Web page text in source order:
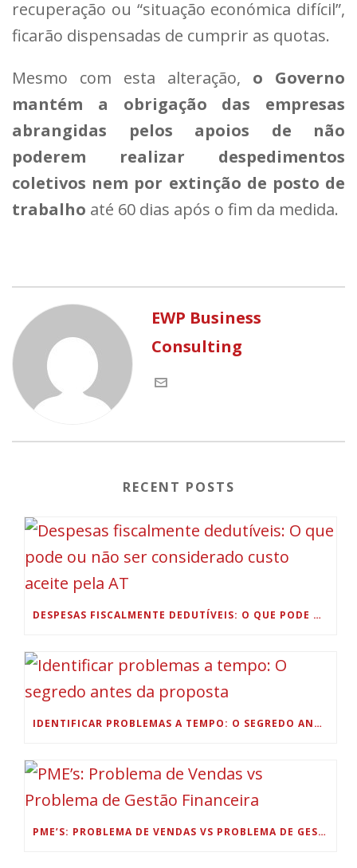
recuperação ou “situação económica difícil”,
ficarão dispensadas de cumprir as quotas.
Mesmo com esta alteração, o Governo
mantém a obrigação das empresas
abrangidas pelos apoios de não
poderem realizar despedimentos
coletivos nem por extinção de posto de
trabalho até 60 dias após o fim da medida.
EWP Business
Consulting
RECENT POSTS
DESPESAS FISCALMENTE DEDUTÍVEIS: O QUE PODE OU NÃO SER CONSIDERADO CUSTO ACEITE PELA AT
IDENTIFICAR PROBLEMAS A TEMPO: O SEGREDO ANTES DA PROPOSTA
PME’S: PROBLEMA DE VENDAS VS PROBLEMA DE GESTÃO FINANCEIRA